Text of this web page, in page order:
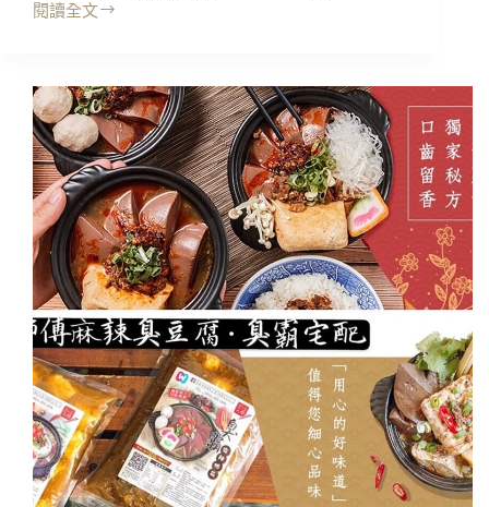
閱讀全文
桃
食
｜
驚
嘆
號
Shock
Shock
臭
豆
腐:
真
的
有
夠
酥!!
文
青
網
美